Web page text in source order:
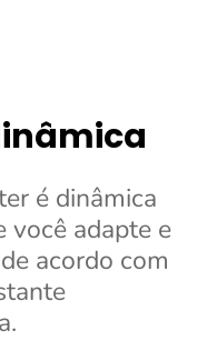
é dinâmica
você adapte e
acordo com